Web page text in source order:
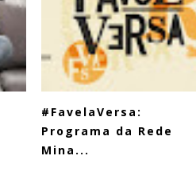
#FavelaVersa:
Programa da Rede
Mina...